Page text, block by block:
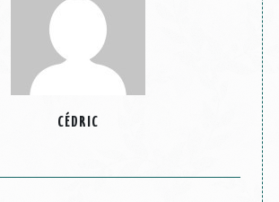
CÉDRIC